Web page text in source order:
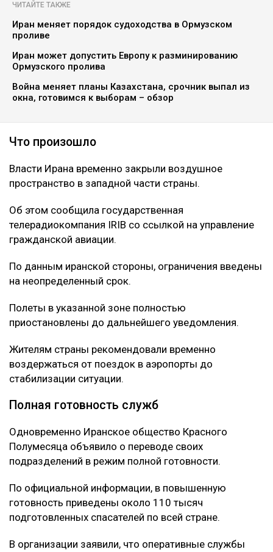
ЧИТАЙТЕ ТАКЖЕ
Иран меняет порядок судоходства в Ормузском
проливе
Иран может допустить Европу к разминированию
Ормузского пролива
Война меняет планы Казахстана, срочник выпал из
окна, готовимся к выборам – обзор
Что произошло
Власти Ирана временно закрыли воздушное
пространство в западной части страны.
Об этом сообщила государственная
телерадиокомпания IRIB со ссылкой на управление
гражданской авиации.
По данным иранской стороны, ограничения введены
на неопределенный срок.
Полеты в указанной зоне полностью
приостановлены до дальнейшего уведомления.
Жителям страны рекомендовали временно
воздержаться от поездок в аэропорты до
стабилизации ситуации.
Полная готовность служб
Одновременно Иранское общество Красного
Полумесяца объявило о переводе своих
подразделений в режим полной готовности.
По официальной информации, в повышенную
готовность приведены около 110 тысяч
подготовленных спасателей по всей стране.
В организации заявили, что оперативные службы